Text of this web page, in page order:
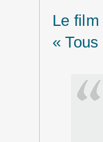
Le
«